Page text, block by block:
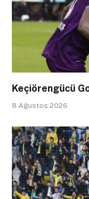
Keçiörengücü
8 Ağustos 2026